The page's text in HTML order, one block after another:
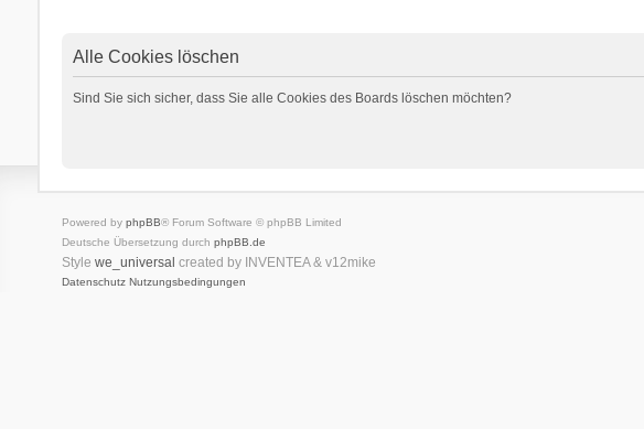
Alle Cookies löschen
Sind Sie sich sicher, dass Sie alle Cookies des Boards löschen möchten?
Powered by phpBB® Forum Software © phpBB Limited
Deutsche Übersetzung durch phpBB.de
Style we_universal created by INVENTEA & v12mike
Datenschutz Nutzungsbedingungen